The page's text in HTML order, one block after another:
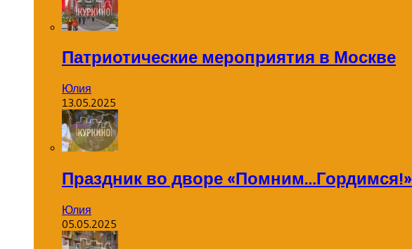
Патриотические мероприятия в Москве
Юлия
13.05.2025
Праздник во дворе «Помним…Гордимся!»
Юлия
05.05.2025